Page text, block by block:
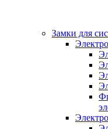
Замки для